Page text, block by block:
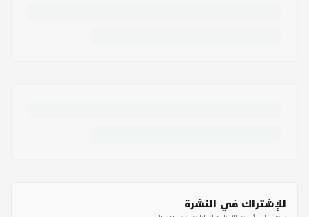
للإشتراك في النشرة